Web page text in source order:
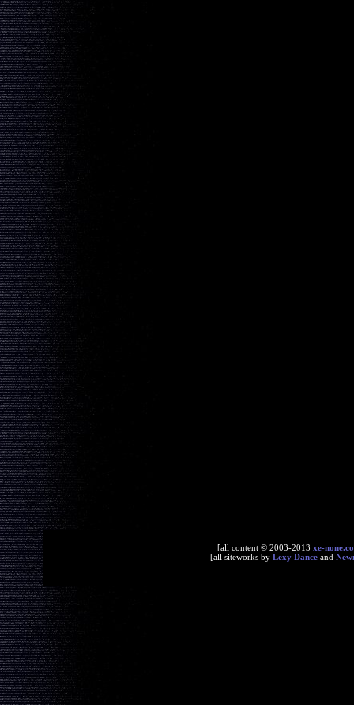
[all content © 2003-2013 xe-
[all siteworks by Lexy Danceand